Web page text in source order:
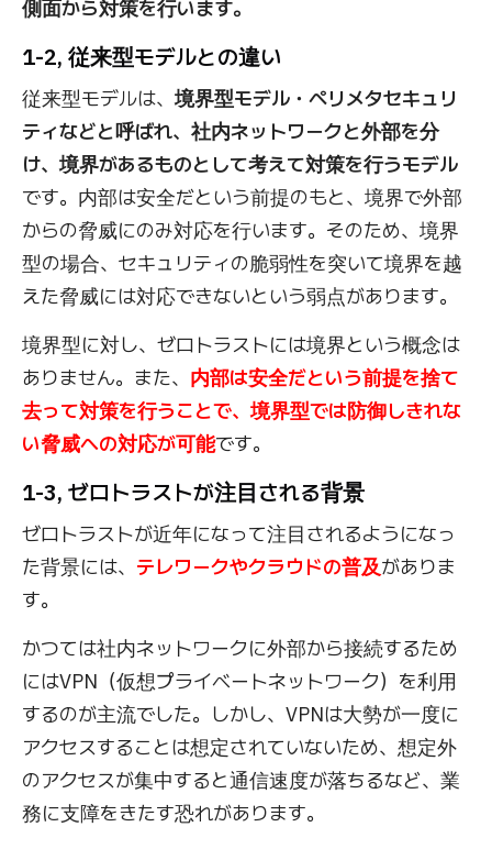
側面から対策を行います。
1-2, 従来型モデルとの違い
従来型モデルは、境界型モデル・ペリメタセキュリ
ティなどと呼ばれ、社内ネットワークと外部を分
け、境界があるものとして考えて対策を行うモデル
です。内部は安全だという前提のもと、境界で外部
からの脅威にのみ対応を行います。そのため、境界
型の場合、セキュリティの脆弱性を突いて境界を越
えた脅威には対応できないという弱点があります。
境界型に対し、ゼロトラストには境界という概念は
ありません。また、 内部は安全だという前提を捨て
去って対策を行うことで、境界型では防御しきれな
い脅威への対応が可能です。
1-3, ゼロトラストが注目される背景
ゼロトラストが近年になって注目されるようになっ
た背景には、 テレワークやクラウドの普及がありま
す。
かつては社内ネットワークに外部から接続するため
にはVPN（仮想プライベートネットワーク）を利用
するのが主流でした。しかし、VPNは大勢が一度に
アクセスすることは想定されていないため、想定外
のアクセスが集中すると通信速度が落ちるなど、業
務に支障をきたす恐れがあります。